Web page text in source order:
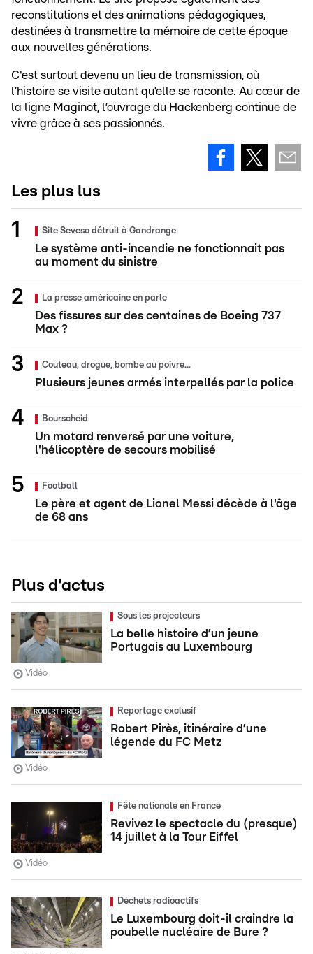
reconstitutions et des animations pédagogiques,
destinées à transmettre la mémoire de cette époque
aux nouvelles générations.
C'est surtout devenu un lieu de transmission, où
l’histoire se visite autant qu’elle se raconte. Au cœur de
la ligne Maginot, l’ouvrage du Hackenberg continue de
vivre grâce à ses passionnés.
Les plus lus
Site Seveso détruit à Gandrange
Le système anti-incendie ne fonctionnait pas
au moment du sinistre
La presse américaine en parle
Des fissures sur des centaines de Boeing 737
Max ?
Couteau, drogue, bombe au poivre...
Plusieurs jeunes armés interpellés par la police
Bourscheid
Un motard renversé par une voiture,
l'hélicoptère de secours mobilisé
Football
Le père et agent de Lionel Messi décède à l'âge
de 68 ans
Plus d'actus
Sous les projecteurs
La belle histoire d’un jeune
Portugais au Luxembourg
Vidéo
Reportage exclusif
Robert Pirès, itinéraire d’une
légende du FC Metz
Vidéo
Fête nationale en France
Revivez le spectacle du (presque)
14 juillet à la Tour Eiffel
Vidéo
Déchets radioactifs
Le Luxembourg doit-il craindre la
poubelle nucléaire de Bure ?